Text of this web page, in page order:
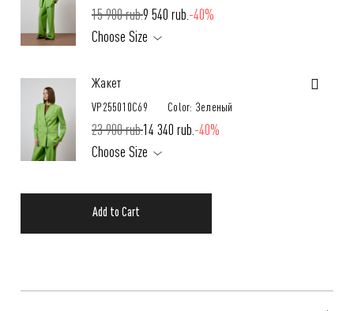
15 900 rub.9 540 rub. -40%
Choose Size
Жакет
VP255010C69 Color: Зеленый
23 900 rub.14 340 rub. -40%
Choose Size
Add to Cart